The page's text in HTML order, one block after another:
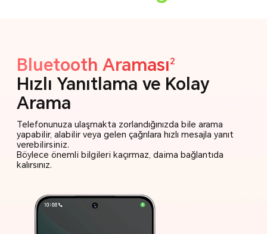
Bluetooth Araması2
Hızlı Yanıtlama ve Kolay
Arama
Telefonunuza ulaşmakta zorlandığınızda bile arama
yapabilir, alabilir veya gelen çağrılara hızlı mesajla yanıt
verebilirsiniz.
Böylece önemli bilgileri kaçırmaz, daima bağlantıda
kalırsınız.